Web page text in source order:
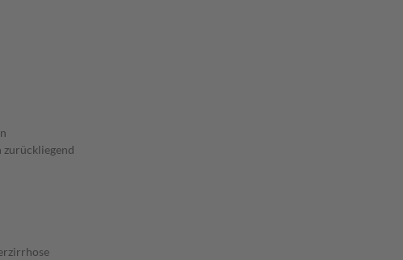
zurückliegend